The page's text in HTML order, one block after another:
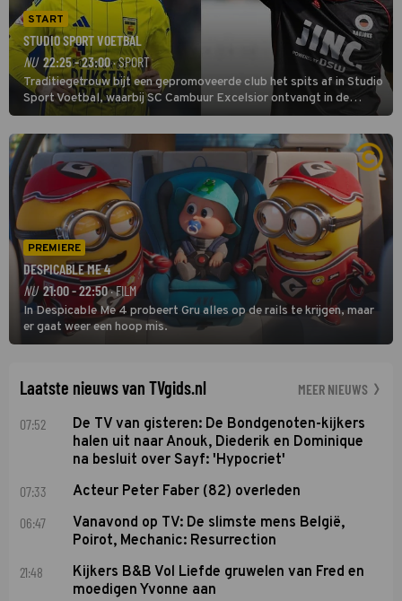
START
STUDIO SPORT VOETBAL
NU 22:25 - 23:00· SPORT
Traditiegetrouw bijt een gepromoveerde club het spits af in Studio
Sport Voetbal, waarbij SC Cambuur Excelsior ontvangt in de
eerste wedstrijd van het nieuwe Eredivisieseizoen. De nieuwe
oefenmeester is Johan Plat en hij wil aanvallend voetballen.
PREMIERE
DESPICABLE ME 4
NU 21:00 - 22:50· FILM
In Despicable Me 4 probeert Gru alles op de rails te krijgen, maar
er gaat weer een hoop mis.
Laatste nieuws van TVgids.nl MEER NIEUWS
07:52
De TV van gisteren: De Bondgenoten-kijkers
halen uit naar Anouk, Diederik en Dominique
na besluit over Sayf: 'Hypocriet'
07:33 Acteur Peter Faber (82) overleden
06:47
Vanavond op TV: De slimste mens België,
Poirot, Mechanic: Resurrection
21:48
Kijkers B&B Vol Liefde gruwelen van Fred en
moedigen Yvonne aan